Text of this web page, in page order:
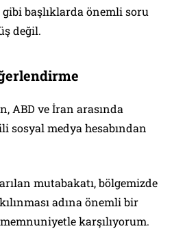
başlıklarda önemli soru
değil.
ABD ve İran arasında
sosyal medya hesabından
mutabakatı, bölgemizde
adına önemli bir
karşılıyorum.